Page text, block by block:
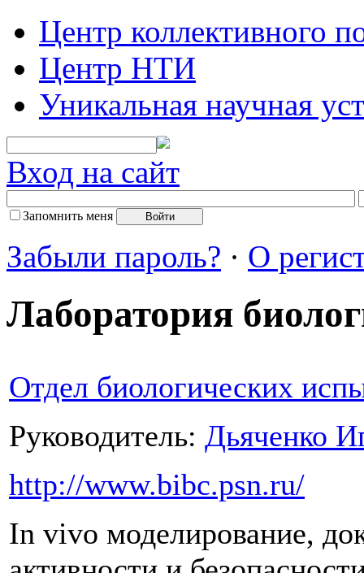
Центр коллективного
Центр НТИ
Уникальная научная
Вход на сайт
Запомнить меня
Забыли пароль? · О
Лаборатория
Отдел биологических
Руководитель: Дьяченко
http://www.bibc.psn.ru/
In vivo моделирование,